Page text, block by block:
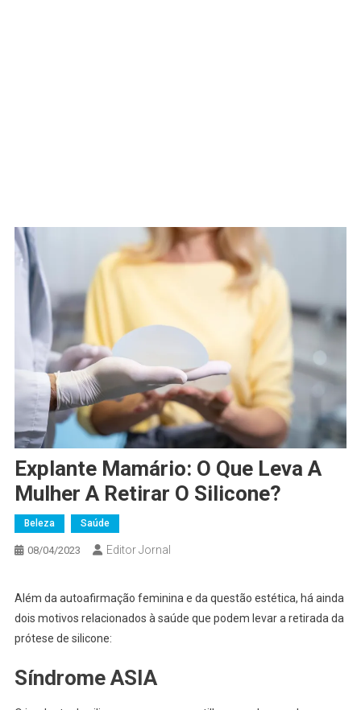
Explante Mamário: O Que Leva A
Mulher A Retirar O Silicone?
Beleza Saúde
08/04/2023 Editor Jornal
Além da autoafirmação feminina e da questão estética, há ainda
dois motivos relacionados à saúde que podem levar a retirada da
prótese de silicone:
Síndrome ASIA